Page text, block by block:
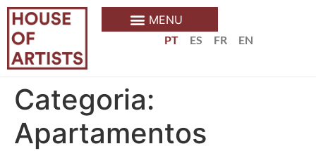
PT ES FR EN
Categoria:
Apartamentos